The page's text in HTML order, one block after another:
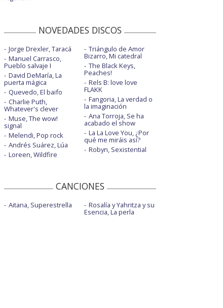
NOVEDADES DISCOS
Jorge Drexler, Taracá
Manuel Carrasco,
Pueblo salvaje I
David DeMaría, La
puerta mágica
Quevedo, El baifo
Charlie Puth,
Whatever's clever
Muse, The wow!
signal
Melendi, Pop rock
Andrés Suárez, Lúa
Loreen, Wildfire
Triángulo de Amor
Bizarro, Mi catedral
The Black Keys,
Peaches!
Rels B: love love
FLAKK
Fangoria, La verdad o
la imaginación
Ana Torroja, Se ha
acabado el show
La La Love You, ¿Por
qué me miráis así?
Robyn, Sexistential
CANCIONES
Aitana, Superestrella Rosalía y Yahritza y su
Esencia, La perla